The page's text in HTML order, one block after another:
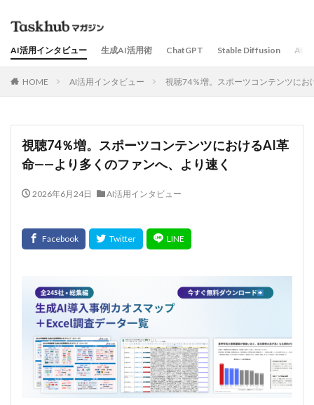
AI活用インタビュー 生成AI活用術 ChatGPT Stable Diffusion AIサ
HOME AI活用インタビュー 視聴74％増。スポーツコンテンツに
視聴74％増。スポーツコンテンツにおけるAI革
命——より多くのファンへ、より速く
2026年6月24日 AI活用インタビュー